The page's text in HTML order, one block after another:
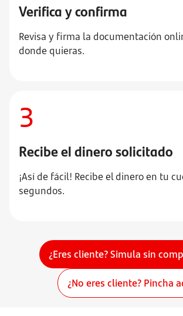
Verifica y confirma
Revisa y firma la documentación
donde quieras.
3
Recibe el dinero solicitado
¡Así de fácil! Recibe el dinero en tu
segundos.
¿Eres cliente? Simula sin
¿No eres cliente? Pincha